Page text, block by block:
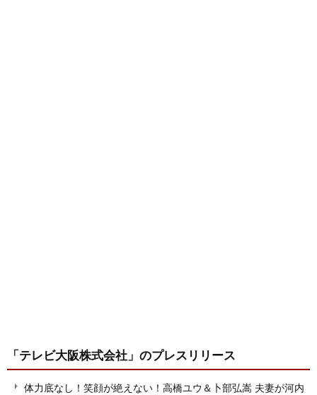
「テレビ大阪株式会社」 のプレスリリース
体力底なし！笑顔が絶えない！高橋ユウ＆卜部弘嵩 夫妻が河内